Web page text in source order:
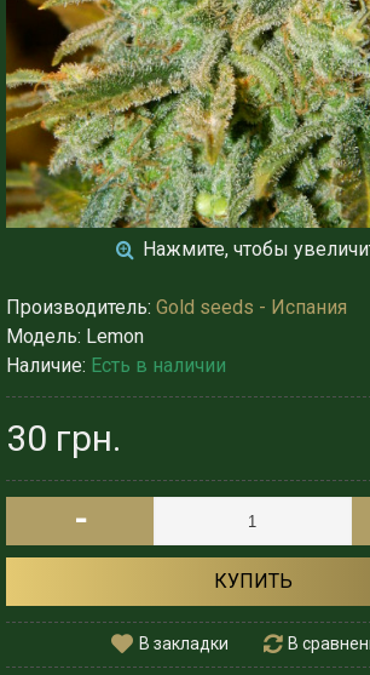
Нажмите, чтобы
Производитель: Gold seeds - Испания
Модель: Lemon
Наличие: Есть в наличии
30 грн.
-
КУПИТЬ
В закладки В